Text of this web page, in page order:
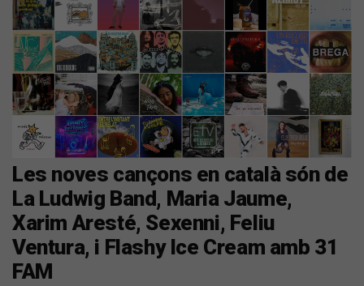
Les noves cançons en català són de
La Ludwig Band, Maria Jaume,
Xarim Aresté, Sexenni, Feliu
Ventura, i Flashy Ice Cream amb 31
FAM